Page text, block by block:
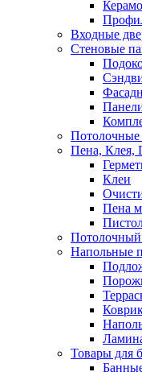
Входные
Стеновые
Потолочные
Пена, Клея,
Клеи
Пена
Напольные
Товары для